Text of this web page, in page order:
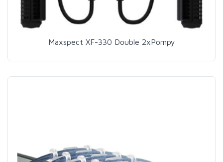
Maxspect XF-330 Double 2xPompy